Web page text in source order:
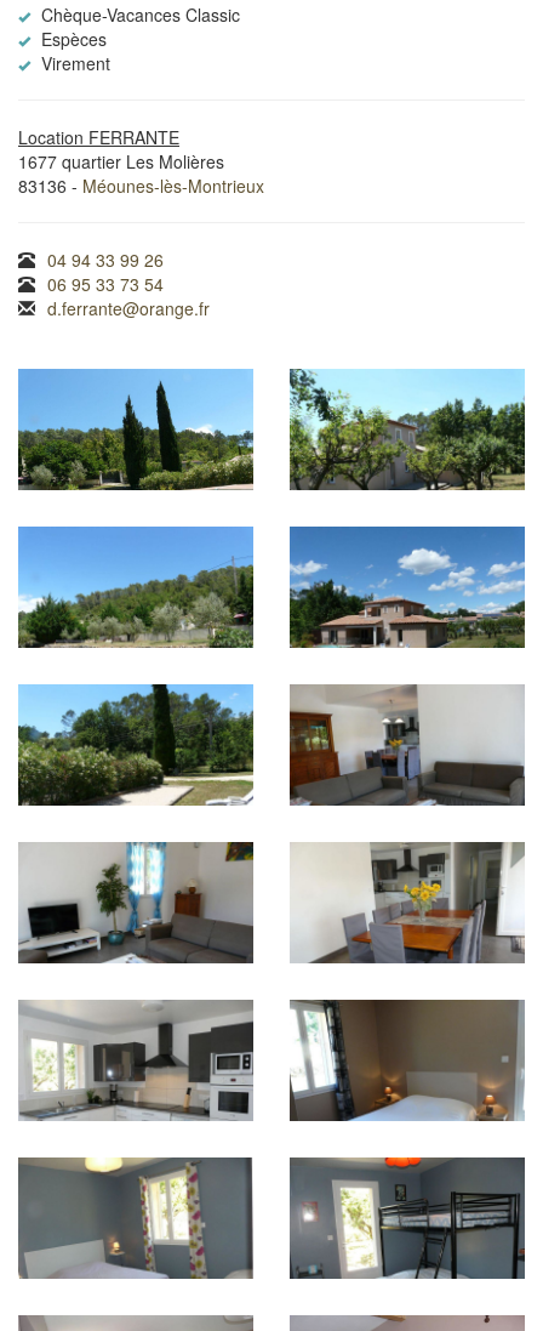
Chèque-Vacances Classic
Espèces
Virement
Location FERRANTE
1677 quartier Les Molières
83136 - Méounes-lès-Montrieux
04 94 33 99 26
06 95 33 73 54
d.ferrante@orange.fr